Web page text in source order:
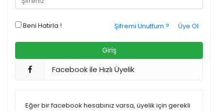
Beni Hatırla ! Üye Ol
Şifremi Unuttum ?
Facebook ile Hızlı Üyelik
Eğer bir facebook hesabınız varsa, üyelik için gerekli